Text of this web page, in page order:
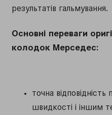
результатів гальмування.
Основні переваги
колодок Мерседес:
точна
швидкості і іншим